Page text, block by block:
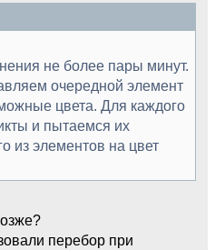
не более пары минут.
очередной элемент
цвета. Для каждого
и пытаемся их
из элементов на цвет
перебор при